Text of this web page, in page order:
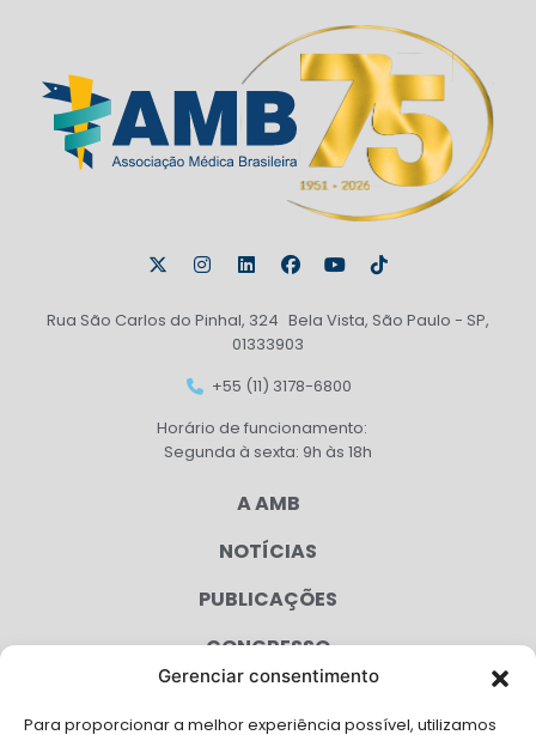
Gerenciar consentimento
Para proporcionar a melhor experiência possível, utilizamos
Rua São Carlos do Pinhal, 324 Bela Vista, São Paulo - SP,
01333903
+55 (11) 3178-6800
Horário de funcionamento:
Segunda à sexta: 9h às 18h
A AMB
NOTÍCIAS
PUBLICAÇÕES
CONGRESSO